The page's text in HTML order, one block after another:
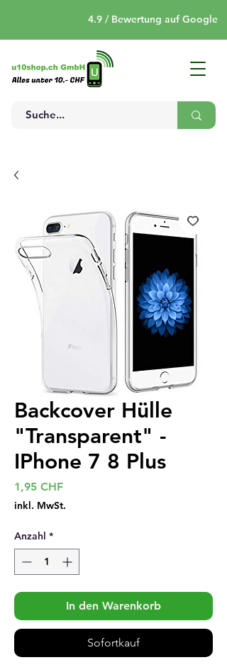
4.9 / Bewertung auf Google
Backcover Hülle
"Transparent" -
IPhone 7 8 Plus
1,95 CHFPreis
inkl. MwSt.
Anzahl *
In den Warenkorb
Sofortkauf